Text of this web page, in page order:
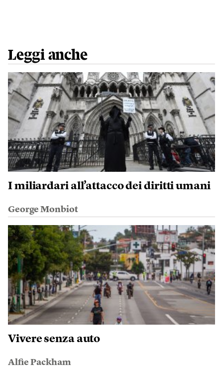
Leggi anche
I miliardari all’attacco dei diritti umani
George Monbiot
Vivere senza auto
Alfie Packham